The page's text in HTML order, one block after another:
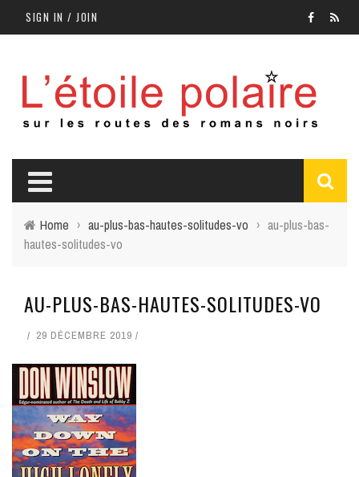
SIGN IN / JOIN
Home › au-plus-bas-hautes-solitudes-vo › au-plus-bas-
hautes-solitudes-vo
AU-PLUS-BAS-HAUTES-SOLITUDES-VO
29 DÉCEMBRE 2019